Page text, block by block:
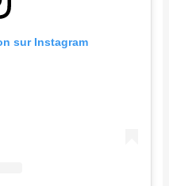
sur Instagram